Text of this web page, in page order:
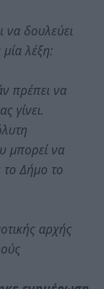
να δουλεύει
λέξη:
πρέπει να
γίνει.
μπορεί να
το Δήμο το
αρχής